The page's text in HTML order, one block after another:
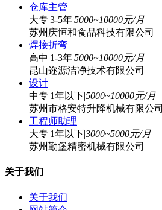
仓库主管
大专|3-5年|5000~10000元/月
苏州庆恒和食品科技有限公司
焊接折弯
高中|1-3年|5000~10000元/月
昆山迩源洁净技术有限公司
设计
中专|1年以下|5000~10000元/月
苏州市格安特升降机械有限公司
工程师助理
大专|1年以下|3000~5000元/月
苏州勤堡精密机械有限公司
关于我们
关于我们